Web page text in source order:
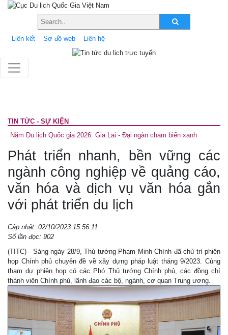
Liên kết Sơ đồ web Liên hệ
TIN TỨC - SỰ KIỆN
Năm Du lịch Quốc gia 2026: Gia Lai - Đại ngàn chạm biển xanh
Phát triển nhanh, bền vững các
ngành công nghiệp về quảng cáo,
văn hóa và dịch vụ văn hóa gắn
với phát triển du lịch
Cập nhật: 02/10/2023 15:56:11
Số lần đọc: 902
(TITC) - Sáng ngày 28/9, Thủ tướng Phạm Minh Chính đã chủ trì phiên
họp Chính phủ chuyên đề về xây dựng pháp luật tháng 9/2023. Cùng
tham dự phiên họp có các Phó Thủ tướng Chính phủ, các đồng chí
thành viên Chính phủ, lãnh đạo các bộ, ngành, cơ quan Trung ương.